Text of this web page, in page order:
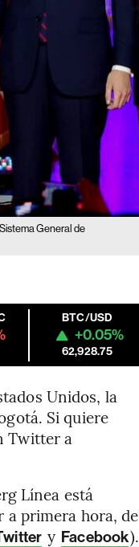
General de
BTC/USD
+0.05%
62,928.75
Unidos, la
Si quiere
Twitter a
Línea está
a primera hora, de
y Facebook).